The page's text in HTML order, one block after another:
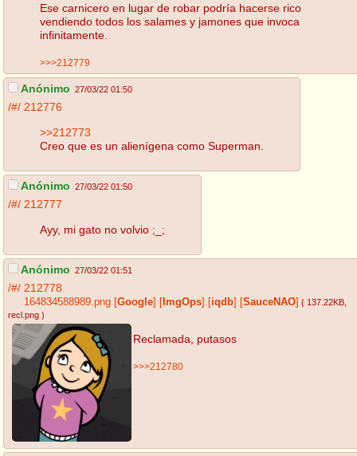
Ese carnicero en lugar de robar podría hacerse rico
vendiendo todos los salames y jamones que invoca
infinitamente.
>>>212779
Anónimo 27/03/22 01:50
/#/ 212776
>>212773
Creo que es un alienígena como Superman.
Anónimo 27/03/22 01:50
/#/ 212777
Ayy, mi gato no volvio ;_;
Anónimo 27/03/22 01:51
/#/ 212778
164834588989.png Google ImgOps iqdb SauceNAO ( 137.22KB
recl.png )
Reclamada, putasos
>>>212780